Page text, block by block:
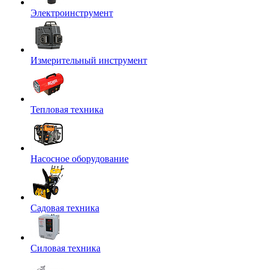
Электроинструмент
Измерительный инструмент
Тепловая техника
Насосное оборудование
Садовая техника
Силовая техника